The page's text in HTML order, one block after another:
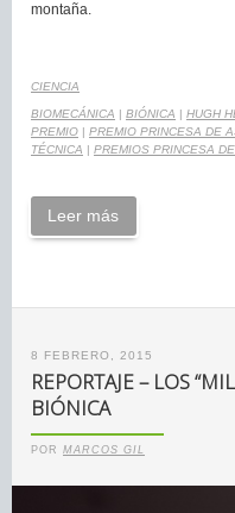
montaña.
CIENCIA
BIOMECÁNICA | BIÓNICA | HUGH
PREMIO | PREMIO PRINCESA DE
TÉCNICA | PREMIOS PRINCESA
Leer más
8 FEBRERO, 2015
REPORTAJE – LOS
BIÓNICA
POR MARCOS GIL